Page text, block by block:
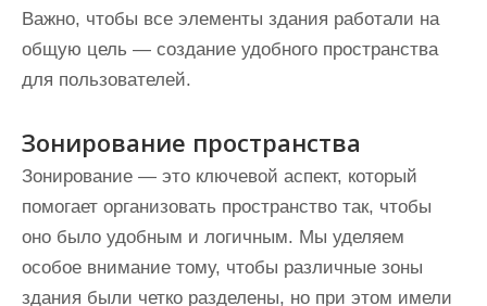
Важно, чтобы все элементы здания работали на
общую цель — создание удобного пространства
для пользователей.
Зонирование пространства
Зонирование — это ключевой аспект, который
помогает организовать пространство так, чтобы
оно было удобным и логичным. Мы уделяем
особое внимание тому, чтобы различные зоны
здания были четко разделены, но при этом имели